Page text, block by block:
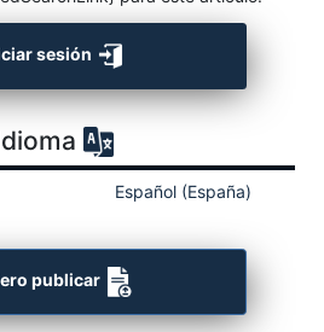
sesión
Español (España)
publicar